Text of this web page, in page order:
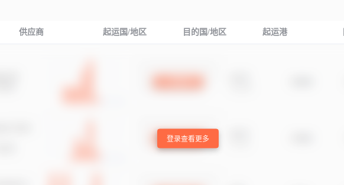
供应商 起运国/地区 目的国/地区 起运港
登录查看更多